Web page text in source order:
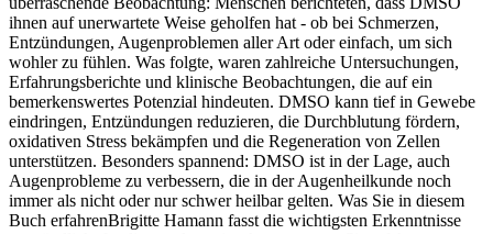
ihnen auf unerwartete Weise geholfen hat - ob bei Schmerzen,
Entzündungen, Augenproblemen aller Art oder einfach, um sich
wohler zu fühlen. Was folgte, waren zahlreiche Untersuchungen,
Erfahrungsberichte und klinische Beobachtungen, die auf ein
bemerkenswertes Potenzial hindeuten. DMSO kann tief in Gewebe
eindringen, Entzündungen reduzieren, die Durchblutung fördern,
oxidativen Stress bekämpfen und die Regeneration von Zellen
unterstützen. Besonders spannend: DMSO ist in der Lage, auch
Augenprobleme zu verbessern, die in der Augenheilkunde noch
immer als nicht oder nur schwer heilbar gelten. Was Sie in diesem
Buch erfahrenBrigitte Hamann fasst die wichtigsten Erkenntnisse